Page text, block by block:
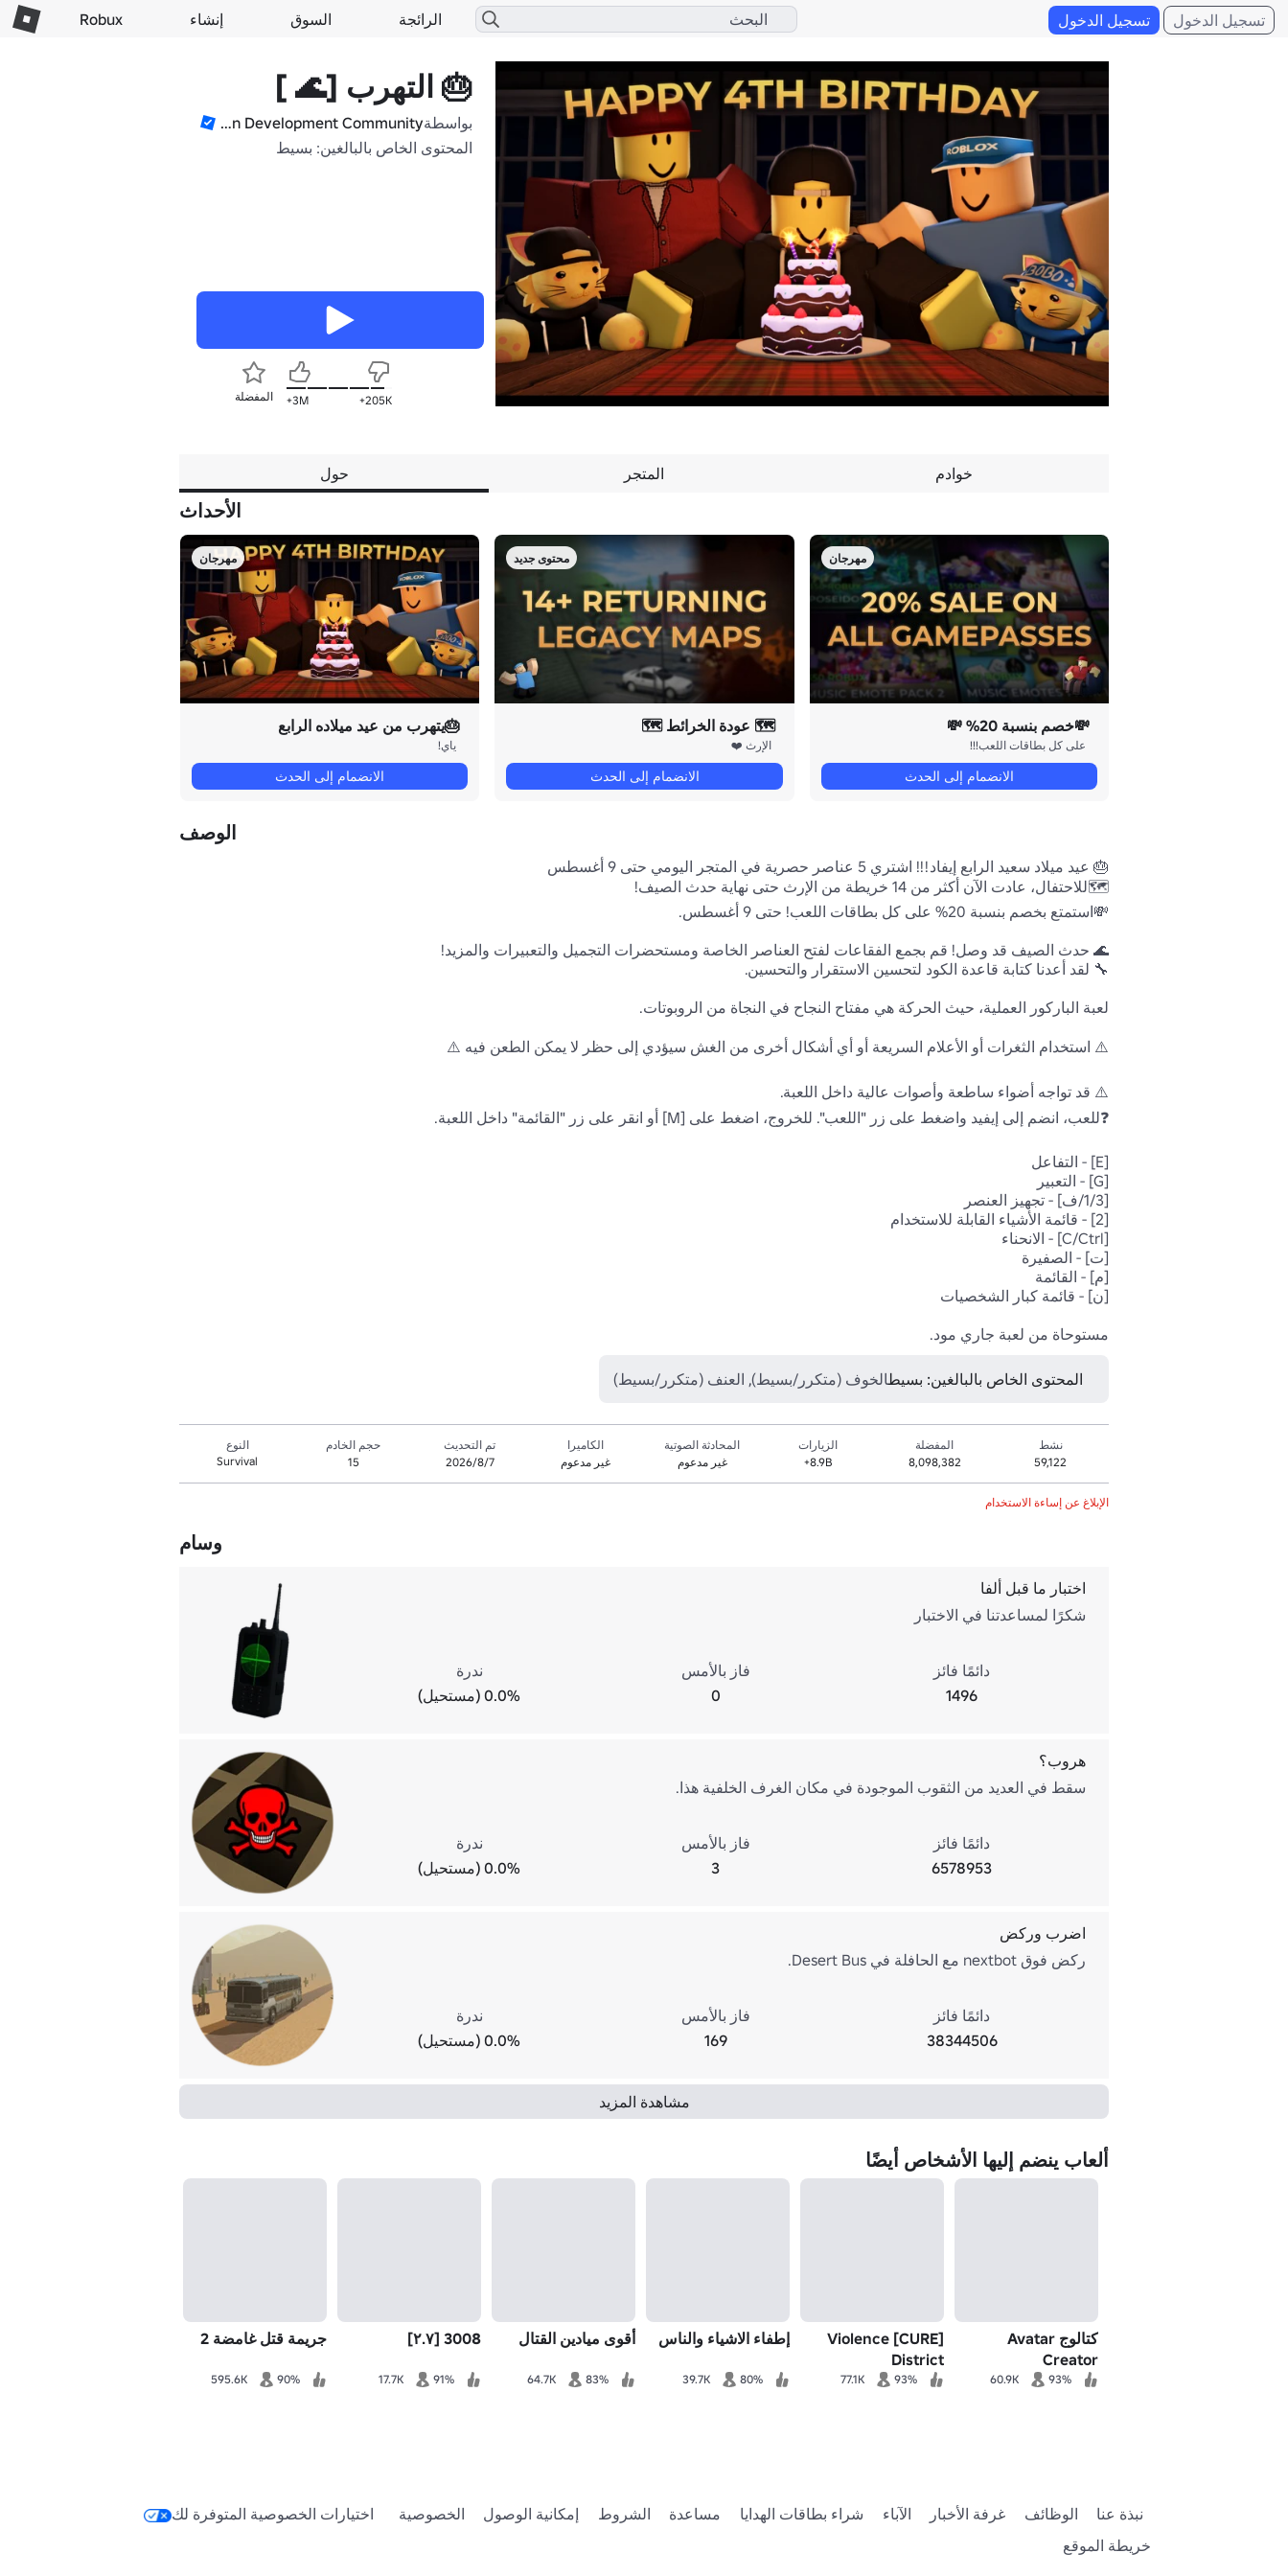
الرائجة السوق إنشاء Robux تسجيل الدخول تسجيل الدخول
🎂 التهرب [🌊 ]
بواسطة
Hexagon Development Community
المحتوى الخاص بالبالغين: بسيط
المفضلة 3M+ 205K+
حول المتجر خوادم
الأحداث
مهرجان
💸خصم بنسبة 20% 💸
على كل بطاقات اللعب!!!
الانضمام إلى الحدث
محتوى جديد
🗺️ عودة الخرائط 🗺️
الإرث ❤️
الانضمام إلى الحدث
مهرجان
🎂يتهرب من عيد ميلاده الرابع
ياي!
الانضمام إلى الحدث
الوصف
مستوحاة من لعبة جاري مود.
المحتوى الخاص بالبالغين: بسيطالخوف (متكرر/بسيط), العنف (متكرر/بسيط)
نشط
59,122
المفضلة
8,098,382
الزيارات
8.9B+
المحادثة الصوتية
غير مدعوم
الكاميرا
غير مدعوم
تم التحديث
7‏/8‏/2026
حجم الخادم
15
النوع
Survival
الإبلاغ عن إساءة الاستخدام
وسام
اختبار ما قبل ألفا
شكرًا لمساعدتنا في الاختبار
ندرة
0.0% (مستحيل)
فاز بالأمس
0
دائمًا فائز
1496
هروب؟
سقط في العديد من الثقوب الموجودة في مكان الغرف الخلفية هذا.
ندرة
0.0% (مستحيل)
فاز بالأمس
3
دائمًا فائز
6578953
اضرب وركض
ركض فوق nextbot مع الحافلة في Desert Bus.
ندرة
0.0% (مستحيل)
فاز بالأمس
169
دائمًا فائز
38344506
مشاهدة المزيد
ألعاب ينضم إليها الأشخاص أيضًا
كتالوج Avatar
Creator
93%
60.9K
[CURE] Violence
District
93%
77.1K
إطفاء الاشياء والناس
80%
39.7K
أقوى ميادين القتال
83%
64.7K
3008 [٢.٧]
91%
17.7K
جريمة قتل غامضة 2
90%
595.6K
نبذة عنا الوظائف غرفة الأخبار الآباء شراء بطاقات الهدايا مساعدة الشروط إمكانية الوصول الخصوصية
اختيارات الخصوصية المتوفرة لك
خريطة الموقع